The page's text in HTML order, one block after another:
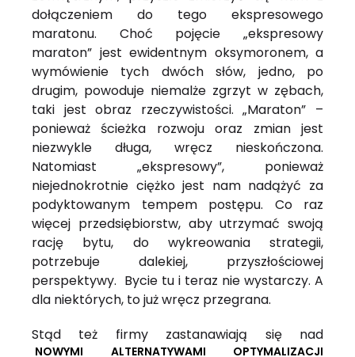
dołączeniem do tego ekspresowego
maratonu. Choć pojęcie „ekspresowy
maraton” jest ewidentnym oksymoronem, a
wymówienie tych dwóch słów, jedno, po
drugim, powoduje niemalże zgrzyt w zębach,
taki jest obraz rzeczywistości. „Maraton” –
ponieważ ścieżka rozwoju oraz zmian jest
niezwykle długa, wręcz nieskończona.
Natomiast „ekspresowy”, ponieważ
niejednokrotnie ciężko jest nam nadążyć za
podyktowanym tempem postępu. Co raz
więcej przedsiębiorstw, aby utrzymać swoją
rację bytu, do wykreowania strategii,
potrzebuje dalekiej, przyszłościowej
perspektywy. Bycie tu i teraz nie wystarczy. A
dla niektórych, to już wręcz przegrana.
Stąd też firmy zastanawiają się nad
NOWYMI ALTERNATYWAMI OPTYMALIZACJI